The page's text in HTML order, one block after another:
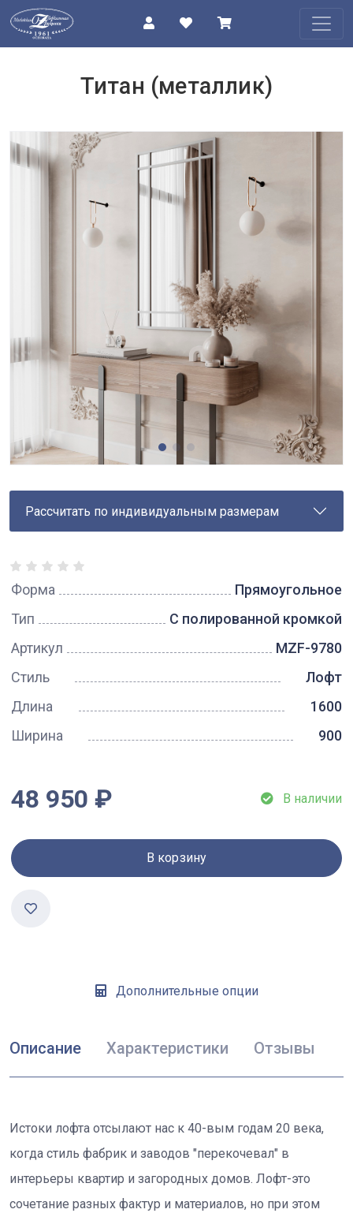
ПРОЕКТЫ
Титан (металлик)
Рассчитать по индивидуальным размерам
Форма
Прямоугольное
Тип
С полированной кромкой
Артикул
MZF-9780
Стиль
Лофт
Длина
1600
Ширина
900
48 950 ₽ В наличии
В корзину
Дополнительные опции
Описание Характеристики Отзывы
Истоки лофта отсылают нас к 40-вым годам 20 века,
когда стиль фабрик и заводов "перекочевал" в
интерьеры квартир и загородных домов. Лофт-это
сочетание разных фактур и материалов, но при этом